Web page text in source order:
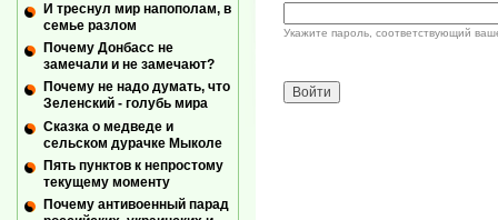
Укажите пароль, соответствующий
И треснул мир напополам, в
семье разлом
Почему Донбасс не
замечали и не замечают?
Почему не надо думать, что
Зеленский - голубь мира
Сказка о медведе и
сельском дурачке Мыколе
Пять пунктов к непростому
текущему моменту
Почему антивоенный парад